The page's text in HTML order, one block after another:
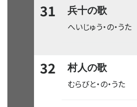
31 兵十の歌
へいじゅう・の・うた
32 村人の歌
むらびと・の・うた